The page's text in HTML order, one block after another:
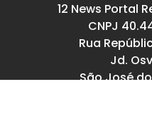
12 News Portal
CNPJ
Rua
Jd.
São José